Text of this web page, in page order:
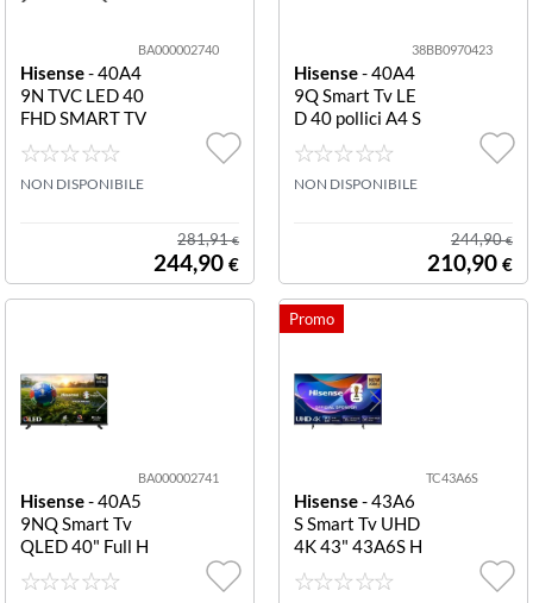
BA000002740
Hisense- 40A4
9N TVC LED 40
FHD SMART TV
VIDAA U7 HDM
I 1.4
NON DISPONIBILE
281,91€
244,90 €
38BB0970423
Hisense- 40A4
9Q Smart Tv LE
D 40 pollici A4 S
eries LED SMA
RT HISENSE 40
A49Q 40"FHD S
NON DISPONIBILE
244,90€
210,90 €
BA000002741
Hisense- 40A5
9NQ Smart Tv
QLED 40" Full H
D 40A59NQ SM
ART QLED FUL
TC43A6S
Hisense- 43A6
S Smart Tv UHD
4K 43" 43A6S H
ISENSE SMART
TV UHD 4K 43